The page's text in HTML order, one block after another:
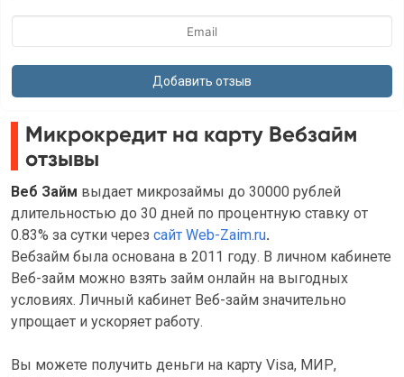
Микрокредит на карту Вебзайм
отзывы
Веб Займ выдает микрозаймы до 30000 рублей
длительностью до 30 дней по процентную ставку от
0.83% за сутки через сайт Web-Zaim.ru.
Вебзайм была основана в 2011 году. В личном кабинете
Веб-займ можно взять займ онлайн на выгодных
условиях. Личный кабинет Веб-займ значительно
упрощает и ускоряет работу.
Вы можете получить деньги на карту Visa, МИР,